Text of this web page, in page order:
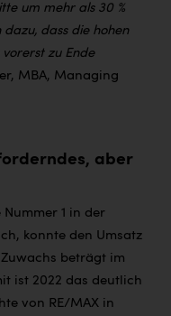
um mehr als 30 %
dass die hohen
zu Ende
MBA, Managing
aber
1 in der
konnte den Umsatz
beträgt im
ist 2022 das deutlich
von RE/MAX in